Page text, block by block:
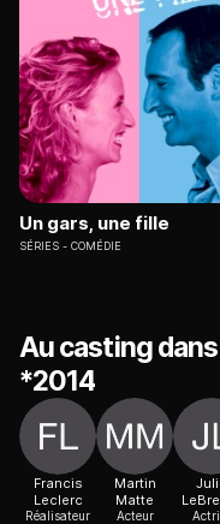
Un gars, une fille
SÉRIES COMÉDIE
Au casting
*2014
Francis
Leclerc
Réalisateur
Martin
Matte
Acteur